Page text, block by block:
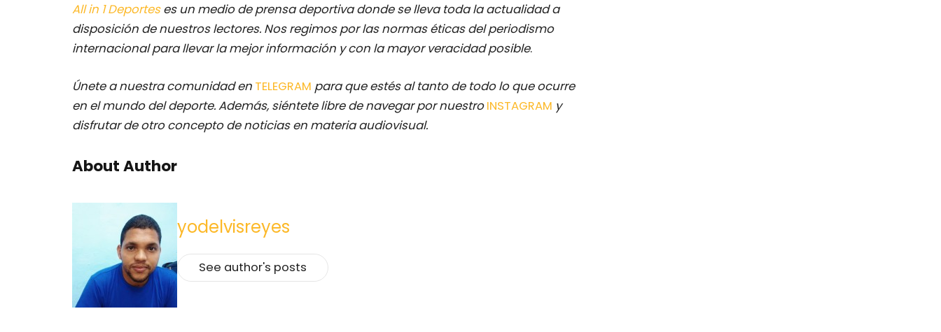
All in 1 Deporteses un medio de prensa deportiva donde se lleva toda la actualidad a
disposición de nuestros lectores. Nos regimos por las normas éticas del periodismo
internacional para llevar la mejor información y con la mayor veracidad posible.
Únete a nuestra comunidad en TELEGRAM para que estés al tanto de todo lo que ocurre
en el mundo del deporte. Además, siéntete libre de navegar por nuestro INSTAGRAM y
disfrutar de otro concepto de noticias en materia audiovisual.
About Author
yodelvisreyes
See author's posts